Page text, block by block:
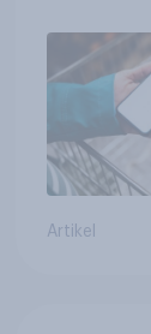
Artikel